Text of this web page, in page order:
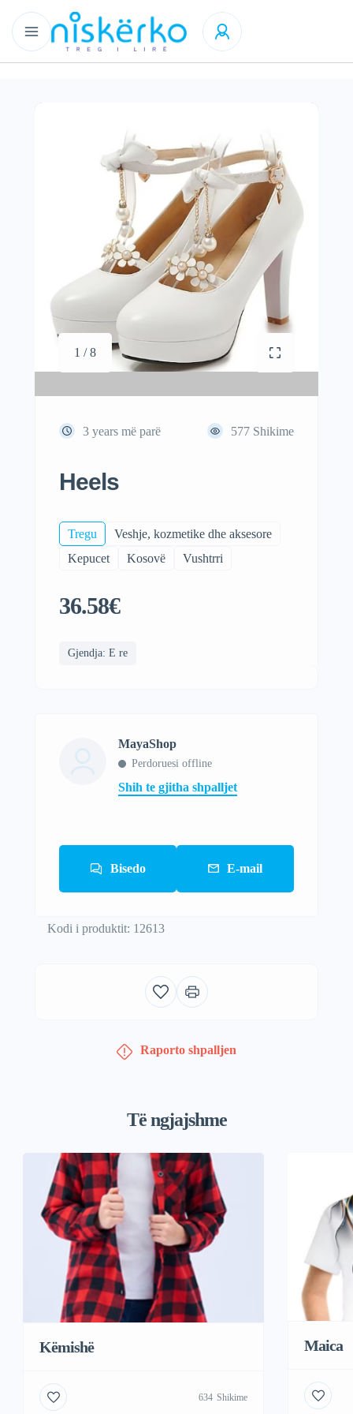
1 / 8
3 years më parë 577 Shikime
Heels
Tregu
Veshje, kozmetike dhe aksesore
Kepucet
Kosovë Vushtrri
36.58€
Gjendja: E re
MayaShop
Perdoruesi offline
Shih te gjitha shpalljet
Bisedo E-mail
Kodi i produktit: 12613
Raporto shpalljen
Të ngjajshme
Këmishë
634 Shikime
Maica